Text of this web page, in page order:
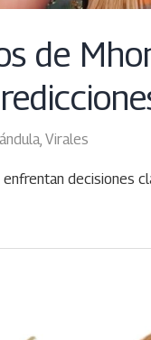
de
, Virales
decisiones